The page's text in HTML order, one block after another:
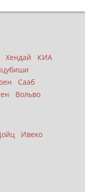
Хендай
КИА
Сааб
Вольво
Ивеко